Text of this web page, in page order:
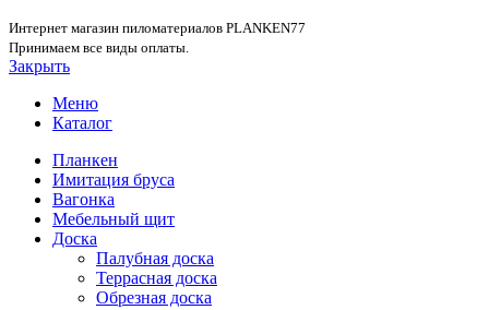
Интернет магазин пиломатериалов PLANKEN77
Принимаем все виды оплаты.
Закрыть
Меню
Каталог
Планкен
Имитация бруса
Вагонка
Мебельный щит
Доска
Палубная доска
Террасная доска
Обрезная доска